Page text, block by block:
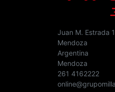
Juan M. Estrada
Mendoza
Argentina
Mendoza
261 4162222